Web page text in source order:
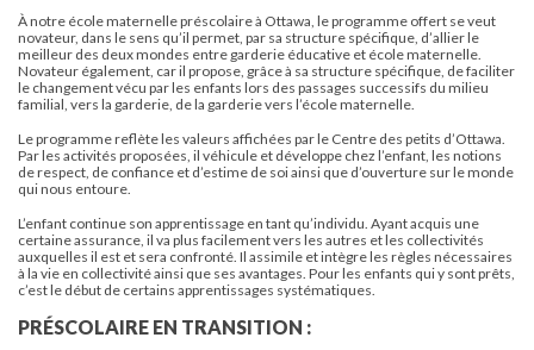
À notre école maternelle préscolaire à Ottawa, le programme offert se veut
novateur, dans le sens qu’il permet, par sa structure spécifique, d’allier le
meilleur des deux mondes entre garderie éducative et école maternelle.
Novateur également, car il propose, grâce à sa structure spécifique, de faciliter
le changement vécu par les enfants lors des passages successifs du milieu
familial, vers la garderie, de la garderie vers l’école maternelle.
Le programme reflète les valeurs affichées par le Centre des petits d’Ottawa.
Par les activités proposées, il véhicule et développe chez l’enfant, les notions
de respect, de confiance et d’estime de soi ainsi que d’ouverture sur le monde
qui nous entoure.
L’enfant continue son apprentissage en tant qu’individu. Ayant acquis une
certaine assurance, il va plus facilement vers les autres et les collectivités
auxquelles il est et sera confronté. Il assimile et intègre les règles nécessaires
à la vie en collectivité ainsi que ses avantages. Pour les enfants qui y sont prêts,
c’est le début de certains apprentissages systématiques.
PRÉSCOLAIRE EN TRANSITION :